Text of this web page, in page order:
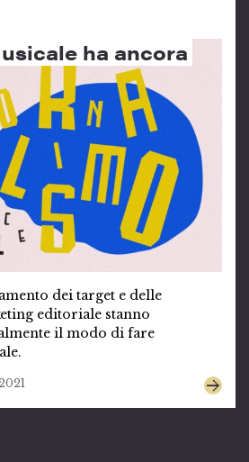
ha ancora
dei target e delle
editoriale stanno
il modo di fare